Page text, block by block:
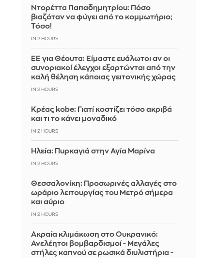
Ντορέττα Παπαδημητρίου: Πόσο
βιαζόταν να φύγει από το κομμωτήριο;
Τόσο!
IN 2 HOURS
ΕΕ για Θέουτα: Είμαστε ευάλωτοι αν οι
συνοριακοί έλεγχοι εξαρτώνται από την
καλή θέληση κάποιας γειτονικής χώρας
IN 2 HOURS
Κρέας kobe: Γιατί κοστίζει τόσο ακριβά
και τι το κάνει μοναδικό
IN 2 HOURS
Ηλεία: Πυρκαγιά στην Αγία Μαρίνα
IN 2 HOURS
Θεσσαλονίκη: Προσωρινές αλλαγές στο
ωράριο λειτουργίας του Μετρό σήμερα
και αύριο
IN 2 HOURS
Ακραία κλιμάκωση στο Ουκρανικό:
Ανελέητοι βομβαρδισμοί - Μεγάλες
στήλες καπνού σε ρωσικά διυλιστήρια -